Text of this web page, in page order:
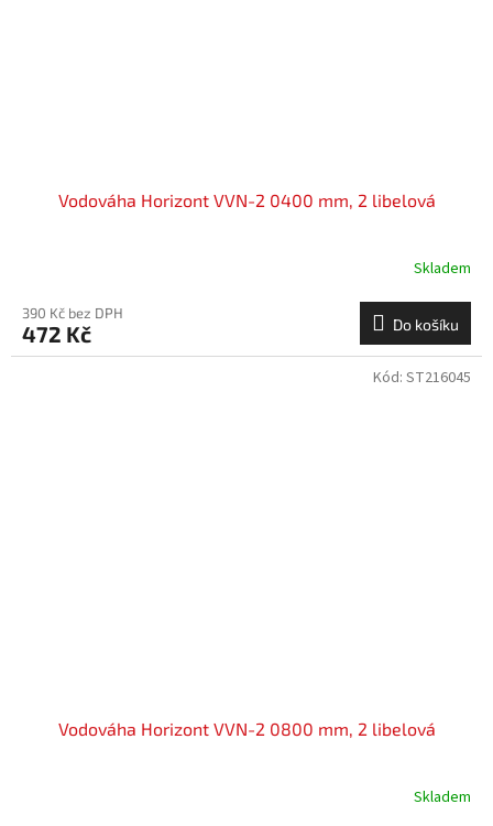
Vodováha Horizont VVN-2 0400 mm, 2 libelová
Skladem
390 Kč bez DPH
472 Kč Do košíku
Vodováha Horizont VVN-2 0800 mm, 2 libelová
Skladem
Kód: ST216045